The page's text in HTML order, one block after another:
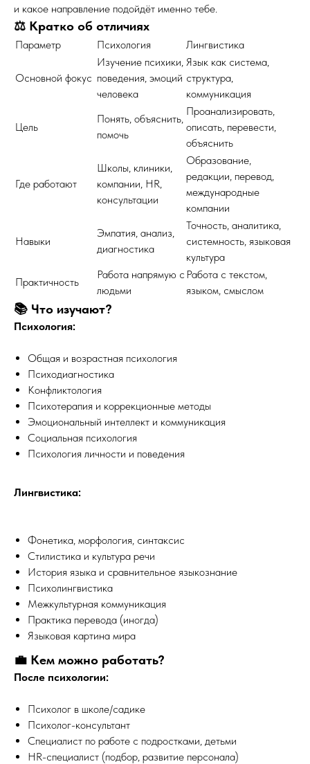
и какое направление подойдёт именно тебе.
⚖️ Кратко об отличиях
Параметр Психология Лингвистика
Основной фокус
Изучение психики,
поведения, эмоций
человека
Язык как система,
структура,
коммуникация
Цель
Понять, объяснить,
помочь
Проанализировать,
описать, перевести,
объяснить
Где работают
Школы, клиники,
компании, HR,
консультации
Образование,
редакции, перевод,
международные
компании
Навыки
Эмпатия, анализ,
диагностика
Точность, аналитика,
системность, языковая
культура
Практичность
Работа напрямую с
людьми
Работа с текстом,
языком, смыслом
📚 Что изучают?
Психология:
Общая и возрастная психология
Психодиагностика
Конфликтология
Психотерапия и коррекционные методы
Эмоциональный интеллект и коммуникация
Социальная психология
Психология личности и поведения
Лингвистика:
Фонетика, морфология, синтаксис
Стилистика и культура речи
История языка и сравнительное языкознание
Психолингвистика
Межкультурная коммуникация
Практика перевода (иногда)
Языковая картина мира
💼 Кем можно работать?
После психологии:
Психолог в школе/садике
Психолог-консультант
Специалист по работе с подростками, детьми
HR-специалист (подбор, развитие персонала)